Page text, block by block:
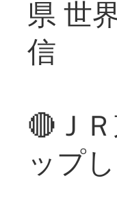
県 世
信
🔴Ｊ
ップ